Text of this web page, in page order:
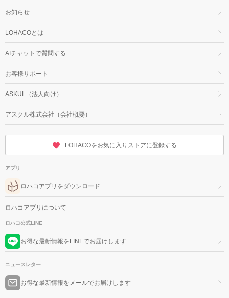
お知らせ
LOHACOとは
AIチャットで質問する
お客様サポート
ASKUL（法人向け）
アスクル株式会社（会社概要）
LOHACOをお気に入りストアに登録する
アプリ
ロハコアプリをダウンロード
ロハコアプリについて
ロハコ公式LINE
お得な最新情報をLINEでお届けします
ニュースレター
お得な最新情報をメールでお届けします